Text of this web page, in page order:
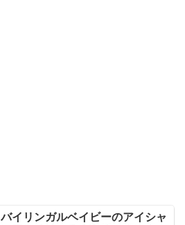
バイリンガルベイビーのアイシャ